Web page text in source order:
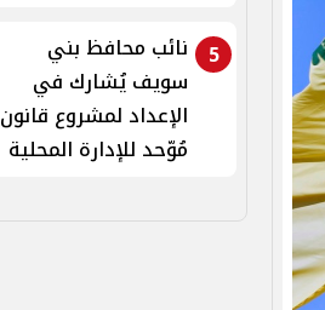
5
نائب محافظ بني
سويف يُشارك في
الإعداد لمشروع قانون
مُوّحد للإدارة المحلية